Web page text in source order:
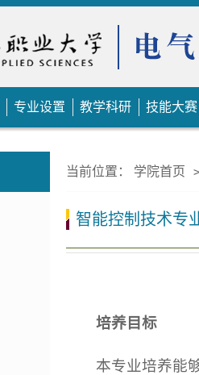
专业设置 教学科研 技能大赛
当前位置： 学院首页 >
智能控制技术专
培养 目标
本专业培养能